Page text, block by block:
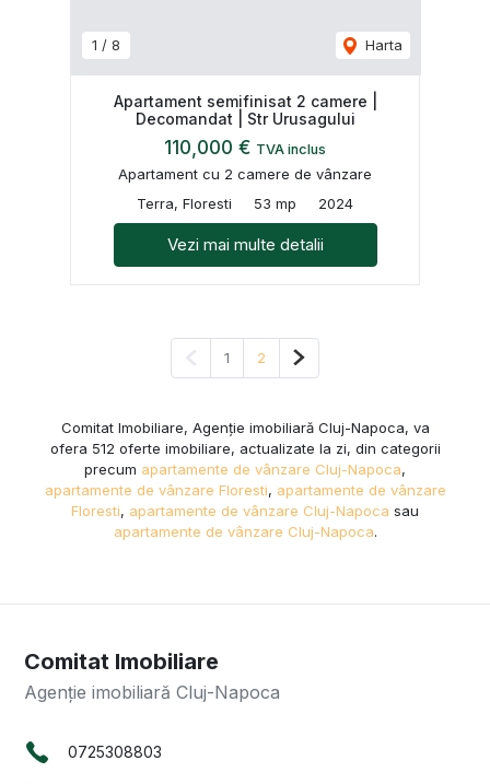
1 / 8 Harta
Apartament semifinisat 2 camere |
Decomandat | Str Urusagului
110,000 € TVA inclus
Apartament cu 2 camere de vânzare
Terra, Floresti
53 mp 2024
Vezi mai multe detalii
Pagina anterioară
1 2 Pagina următoare
Comitat Imobiliare, Agenție imobiliară Cluj-Napoca, va
ofera 512 oferte imobiliare, actualizate la zi, din categorii
precum apartamente de vânzare Cluj-Napoca,
apartamente de vânzare Floresti, apartamente de vânzare
Floresti, apartamente de vânzare Cluj-Napoca sau
apartamente de vânzare Cluj-Napoca.
Comitat Imobiliare
Agenție imobiliară Cluj-Napoca
0725308803